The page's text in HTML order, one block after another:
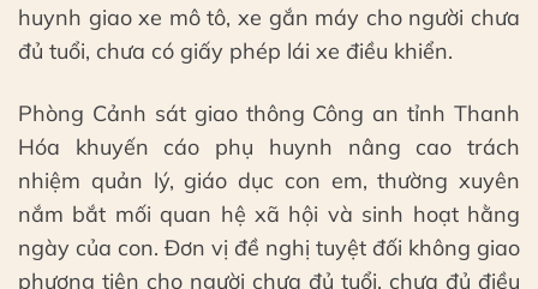
huynh giao xe mô tô, xe gắn máy cho người chưa
đủ tuổi, chưa có giấy phép lái xe điều khiển.
Phòng Cảnh sát giao thông Công an tỉnh Thanh
Hóa khuyến cáo phụ huynh nâng cao trách
nhiệm quản lý, giáo dục con em, thường xuyên
nắm bắt mối quan hệ xã hội và sinh hoạt hằng
ngày của con. Đơn vị đề nghị tuyệt đối không giao
phương tiện cho người chưa đủ tuổi, chưa đủ điều